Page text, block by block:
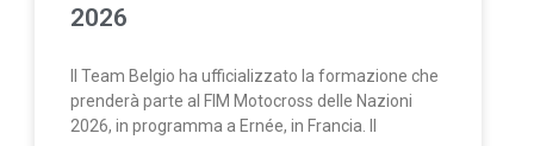
2026
Il Team Belgio ha ufficializzato la formazione che
prenderà parte al FIM Motocross delle Nazioni
2026, in programma a Ernée, in Francia. Il